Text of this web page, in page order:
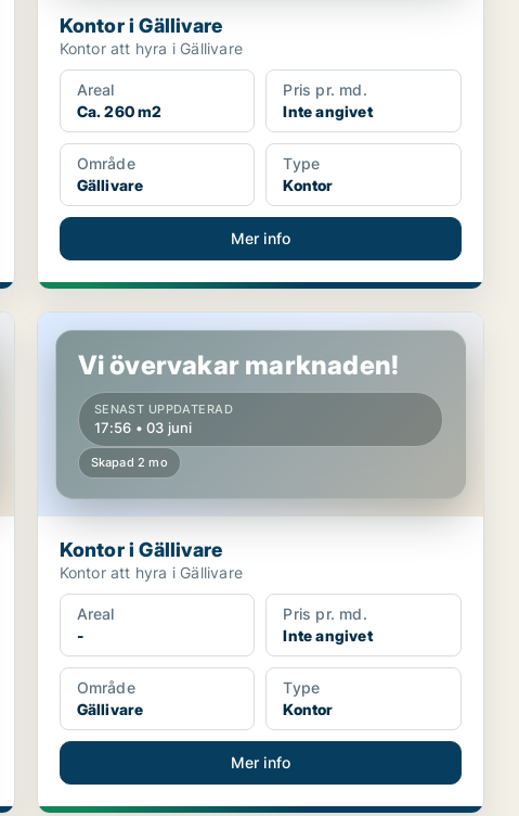
Kontor i Gällivare
Kontor att hyra i Gällivare
Areal
Ca. 260 m2
Pris pr. md.
Inte angivet
Område
Gällivare
Type
Kontor
Mer info
Kontor i Gällivare
Vi övervakar marknaden!
SENAST UPPDATERAD
17:56 • 03 juni
Skapad 2 mo
Kontor i Gällivare
Kontor att hyra i Gällivare
Areal
-
Pris pr. md.
Inte angivet
Område
Gällivare
Type
Kontor
Mer info